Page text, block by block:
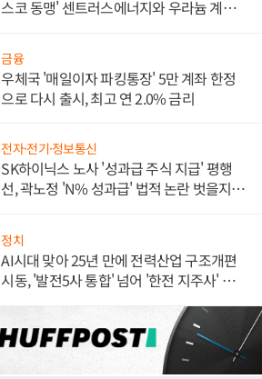
스코 동맹' 센트러스에너지와 우라늄 계약
금융
우체국 '매일이자 파킹통장' 5만 계좌 한정
으로 다시 출시, 최고 연 2.0% 금리
전자·전기·정보통신
SK하이닉스 노사 '성과급 주식 지급' 평행
선, 곽노정 'N% 성과급' 법적 논란 벗을지 주
정치
AI시대 맞아 25년 만에 전력산업 구조개편
시동, '발전5사 통합' 넘어 '한전 지주사' 재편